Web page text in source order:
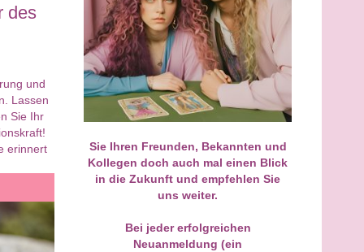
ein riesiges Eingetroffen für
wundervolle Arbeit! Was mir
Wochen in der E-Mail-
bezüglich eines
Konflikts im
prophezeit wurde,
mir damals fast unmöglich.
gab es überraschend
die Annäherung, die im Text
stand. Jedes Wort hat
immense Kraft und Tiefe.
Dank für diesen wertvollen
Heute mein allererstes
als Neukunde geführt und direkt
einen Volltreffer gelandet! Ich
wegen einer zähen
Nachlassangelegenheit total
blockiert und wusste nicht
Schnickschnack analysiert und
ganz trocken gesagt, wie sich
Gegenseite verhalten wird.
kam der Brief vom Anwalt –
Diese pragmatische und
Art ist einfach Gold wert.
des
und
Lassen
Sie Ihr
erinnert
Sie Ihren Freunden, Bekannten und
Kollegen doch auch mal einen Blick
in die Zukunft und empfehlen Sie
uns weiter.
Bei jeder erfolgreichen
Neuanmeldung (ein